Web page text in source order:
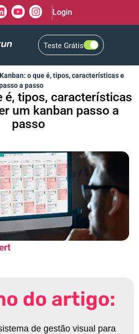
Login
Teste Grátis
Kanban: o que é, tipos, características e
a passo
é, tipos, características
um kanban passo a
passo
do artigo:
de gestão visual para